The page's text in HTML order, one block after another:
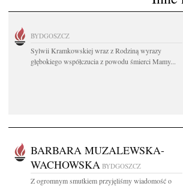
BYDGOSZCZ
Sylwii Kramkowskiej wraz z Rodziną wyrazy
głębokiego współczucia z powodu śmierci Mamy...
BARBARA MUZALEWSKA-
WACHOWSKA BYDGOSZCZ
Z ogromnym smutkiem przyjęliśmy wiadomość o